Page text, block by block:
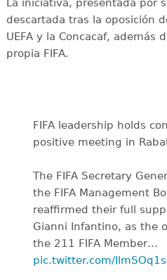
La iniciativa, presentada por
descartada tras la oposición
UEFA y la Concacaf, además
propia FIFA.
FIFA leadership holds
positive meeting in
The FIFA Secretary
the FIFA Management
reaffirmed their full
Gianni Infantino, as the
the 211 FIFA Member…
pic.twitter.com/